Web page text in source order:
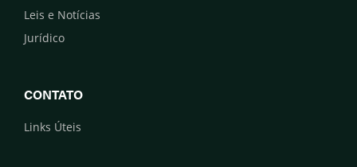
Leis e Notícias
Jurídico
CONTATO
Links Úteis